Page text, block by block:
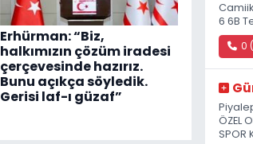
Erhürman: “Biz,
halkımızın çözüm iradesi
çerçevesinde hazırız.
Bunu açıkça söyledik.
Gerisi laf-ı güzaf”
6 6B
0
ÖZEL
SPOR